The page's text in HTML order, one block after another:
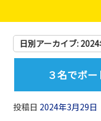
日別アーカイブ:
３名でボ
投稿日 2024年3月29日